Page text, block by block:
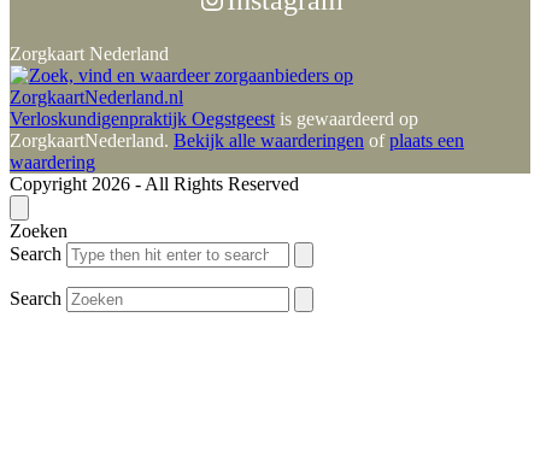
Zorgkaart Nederland
Verloskundigenpraktijk Oegstgeest is gewaardeerd op
ZorgkaartNederland. Bekijk alle waarderingen ofplaats een
waardering
Copyright 2026 - All Rights Reserved
Zoeken
Search
Search